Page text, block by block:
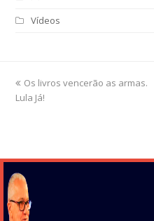
Vídeos
previous
post:
Os livros vencerão as armas.
Lula Já!